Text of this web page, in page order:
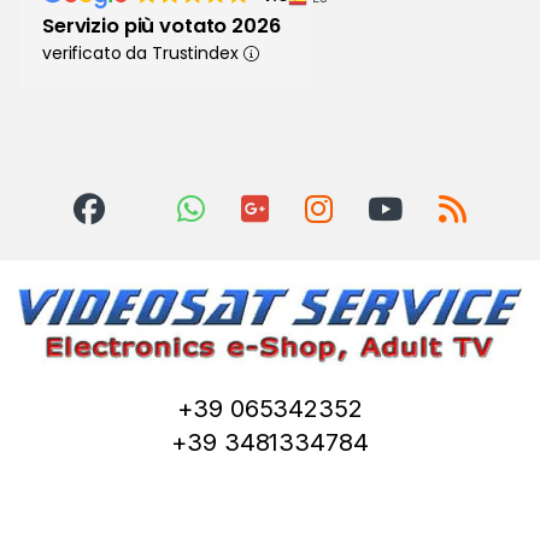
Servizio più votato 2026
verificato da Trustindex
+39 065342352
+39 3481334784